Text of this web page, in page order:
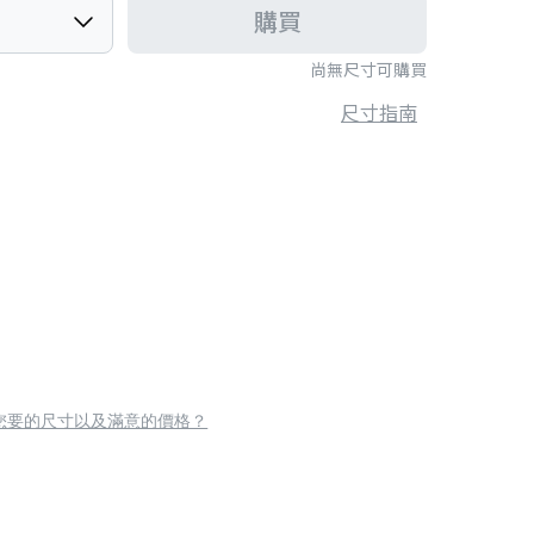
尚無尺寸可購買
購買
尺寸指南
要的尺寸以及滿意的價格？